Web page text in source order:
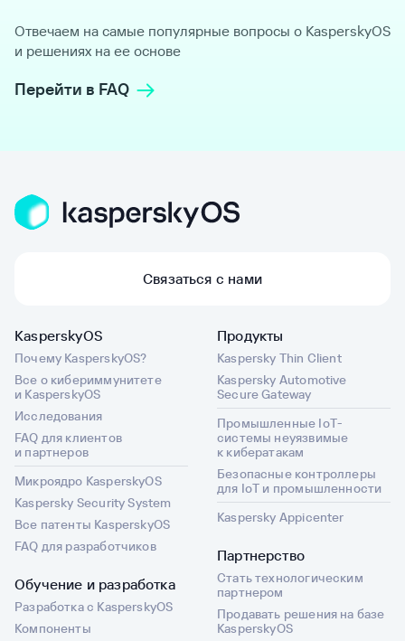
Отвечаем на самые популярные вопросы о KasperskyOS
и решениях на ее основе
Перейти в FAQ
Связаться с нами
KasperskyOS
Почему KasperskyOS?
Все о кибериммунитете
и KasperskyOS
Исследования
FAQ для клиентов
и партнеров
Микроядро KasperskyOS
Kaspersky Security System
Все патенты KasperskyOS
FAQ для разработчиков
Обучение и разработка
Разработка с KasperskyOS
Компоненты
Продукты
Kaspersky Thin Client
Kaspersky Automotive
Secure Gateway
Промышленные IoT-
системы неуязвимые
к кибератакам
Безопасные контроллеры
для IoT и промышленности
Kaspersky Appicenter
Партнерство
Стать технологическим
партнером
Продавать решения на базе
KasperskyOS